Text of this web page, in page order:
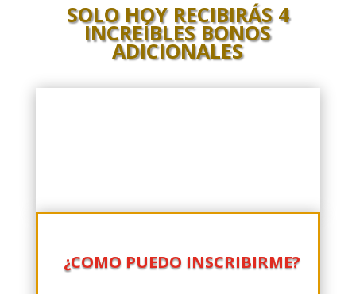
SOLO HOY RECIBIRÁS 4
INCREÍBLES BONOS
ADICIONALES
¿COMO PUEDO INSCRIBIRME?